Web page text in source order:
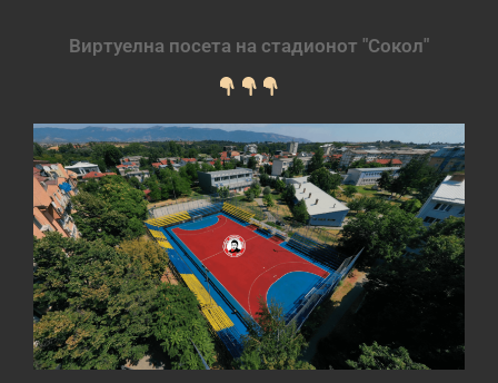
Виртуелна посета на стадионот "Сокол"